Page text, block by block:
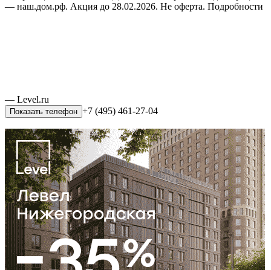
— наш.дом.рф. Акция до 28.02.2026. Не оферта. Подробности
— Level.ru
Показать телефон +7 (495) 461-27-04